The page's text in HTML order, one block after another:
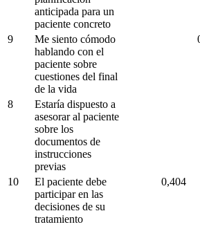
anticipada para un
paciente concreto
9
Me siento cómodo
hablando con el
paciente sobre
cuestiones del final
de la vida
8
Estaría dispuesto a
asesorar al paciente
sobre los
documentos de
instrucciones
previas
10
El paciente debe
participar en las
decisiones de su
tratamiento
0,404